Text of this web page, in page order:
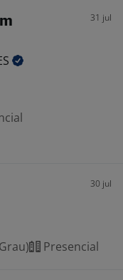
31 jul
30 jul
Presencial